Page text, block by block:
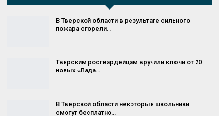
В Тверской области в результате сильного
пожара сгорели…
Тверским росгвардейцам вручили ключи от 20
новых «Лада…
В Тверской области некоторые школьники
смогут бесплатно…